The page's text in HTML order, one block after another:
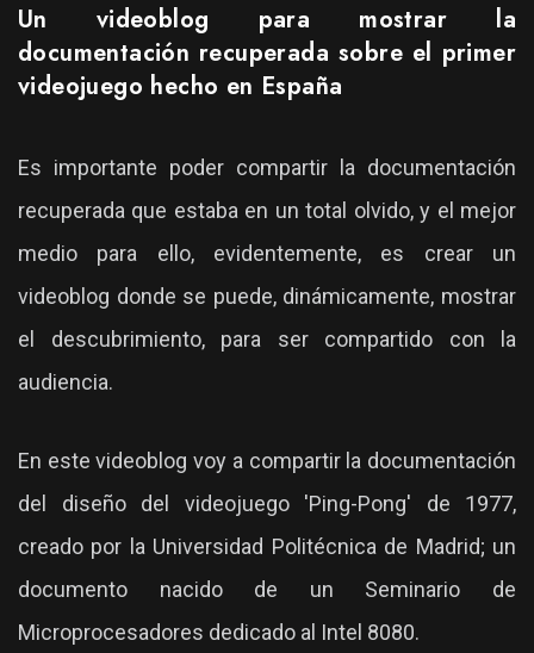
Un videoblog para mostrar la
documentación recuperada sobre el primer
videojuego hecho en España
Es importante poder compartir la documentación
recuperada que estaba en un total olvido, y el mejor
medio para ello, evidentemente, es crear un
videoblog donde se puede, dinámicamente, mostrar
el descubrimiento, para ser compartido con la
audiencia.
En este videoblog voy a compartir la documentación
del diseño del videojuego 'Ping-Pong' de 1977,
creado por la Universidad Politécnica de Madrid; un
documento nacido de un Seminario de
Microprocesadores dedicado al Intel 8080.